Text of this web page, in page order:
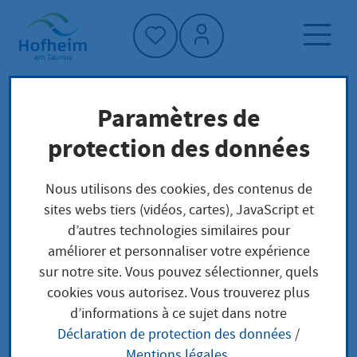
Accueil"
Page d'accueil
Trouver un service
Préoccupations locales
Anzeige einer Arzneimittelvermittlung
Anzeige einer
Arzneimittelvermittlu
Paramètres de
protection des données
Nous utilisons des cookies, des contenus de
sites webs tiers (vidéos, cartes), JavaScript et
d’autres technologies similaires pour
améliorer et personnaliser votre expérience
sur notre site. Vous pouvez sélectionner, quels
cookies vous autorisez. Vous trouverez plus
d’informations à ce sujet dans notre
Déclaration de protection des données /